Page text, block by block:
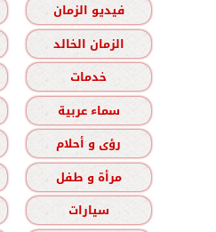
فيديو الزمان
الزمان الخالد
خدمات
سماء عربية
رؤى و أحلام
مرأة و طفل
سيارات